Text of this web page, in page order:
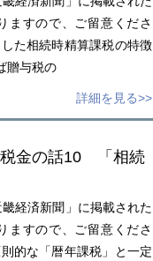
ますので、ご留意くださ
た相続時精算課税の特徴
贈与税の
詳細を見る>>
税金の話10 「相続
経済新聞」に掲載された
ますので、ご留意くださ
的な「暦年課税」と一定